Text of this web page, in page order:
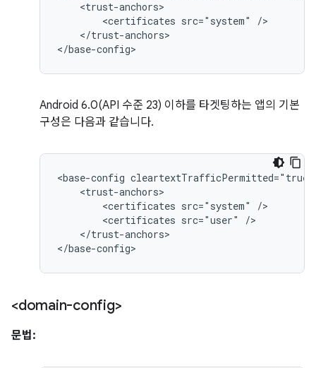
<certificates src="system"
</trust-anchors>
</base-config>
Android 6.0(API 수준 23) 이하를 타겟팅하는 앱의 기본
구성은 다음과 같습니다.
<base-config
<certificates src="system"
<certificates src="user"
</trust-anchors>
</base-config>
<domain-config>
문법: